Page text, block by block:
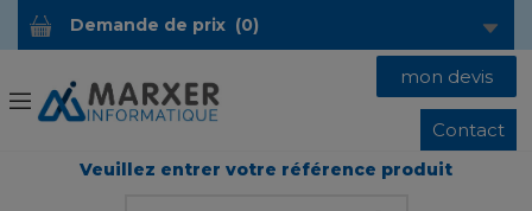
Demande de prix (0)
mon devis
Contact
Veuillez entrer votre référence produit